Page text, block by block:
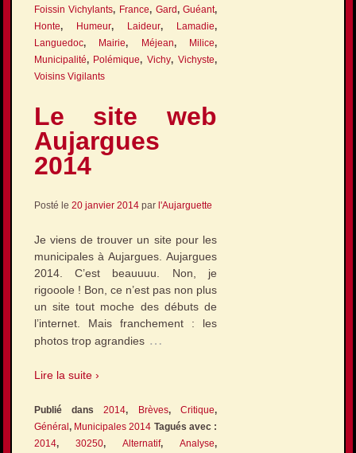
Foissin Vichylants, France, Gard,Guéant,
Honte, Humeur, Laideur, Lamadie,
Languedoc, Mairie, Méjean, Milice,
Municipalité, Polémique,Vichy,Vichyste,
Voisins Vigilants
Le site web
Aujargues
2014
Posté le 20 janvier 2014par l'Aujarguette
Je viens de trouver un site pour les
municipales à Aujargues. Aujargues
2014. C’est beauuuu. Non, je
rigooole ! Bon, ce n’est pas non plus
un site tout moche des débuts de
l’internet. Mais franchement : les
photos trop agrandies …
Lire la suite ›
Publié dans2014, Brèves,Critique,
Général, Municipales 2014 Tagués avec :
2014, 30250, Alternatif,Analyse,